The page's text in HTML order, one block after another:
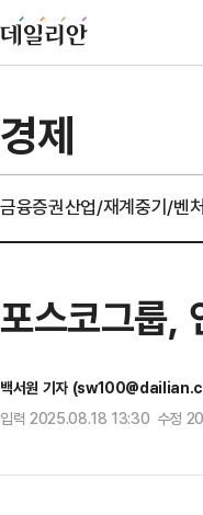
경제
금융증권산업/재계중기/벤
포스코그룹,
백서원 기자
입력 2025.08.18 13:30 수정